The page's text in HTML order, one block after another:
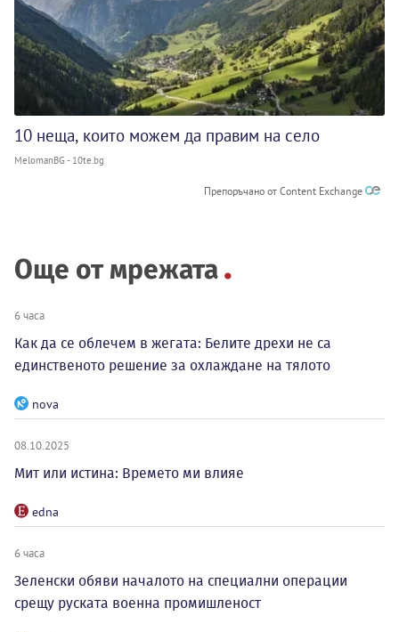
10 неща, които можем да правим на село
MelomanBG - 10te.bg
Препоръчано от Content Exchange
Още от мрежата
6 часа
Как да се облечем в жегата: Белите дрехи не са
единственото решение за охлаждане на тялото
nova
08.10.2025
Мит или истина: Времето ми влияе
edna
6 часа
Зеленски обяви началото на специални операции
срещу руската военна промишленост